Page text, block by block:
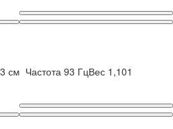
Частота 93 ГцВес 1,101